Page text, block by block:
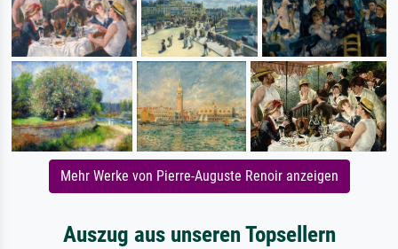
Mehr Werke von Pierre-Auguste Renoir anzeigen
Auszug aus unseren Topsellern